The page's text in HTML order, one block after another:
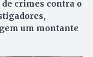
crimes contra o
um montante